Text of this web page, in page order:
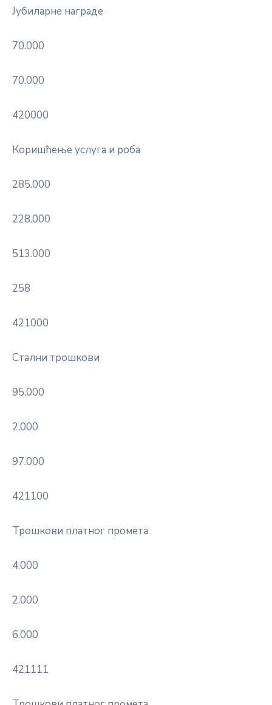
Јубиларне награде
70.000
70.000
420000
Коришћење услуга и роба
285.000
228.000
513.000
258
421000
Стални трошкови
95.000
2.000
97.000
421100
Трошкови платног промета
4.000
2.000
6.000
421111